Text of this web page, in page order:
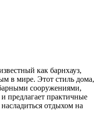
как барнхауз,
в мире. Этот стиль дома,
сооружениями,
предлагает практичные
отдыхом на